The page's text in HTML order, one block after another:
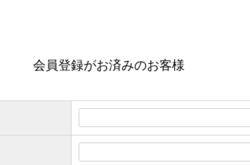
会員登録がお済みのお客様